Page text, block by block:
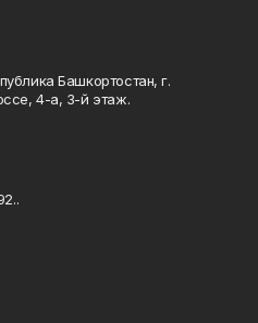
Башкортостан, г.
4-а, 3-й этаж.